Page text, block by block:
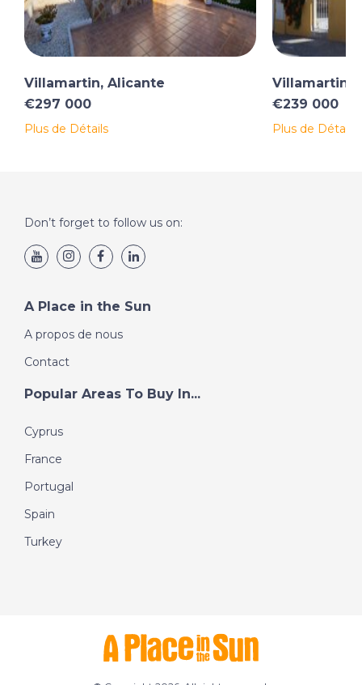
Villamartin, Alicante
€297 000
Plus de Détails
Villamartin,
€239 000
Plus de Détails
Don’t forget to follow us on:
A Place in the Sun
A propos de nous
Contact
Popular Areas To Buy In...
Cyprus
France
Portugal
Spain
Turkey